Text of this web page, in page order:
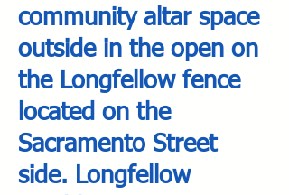
community altar space
outside in the open on
the Longfellow fence
located on the
Sacramento Street
side. Longfellow